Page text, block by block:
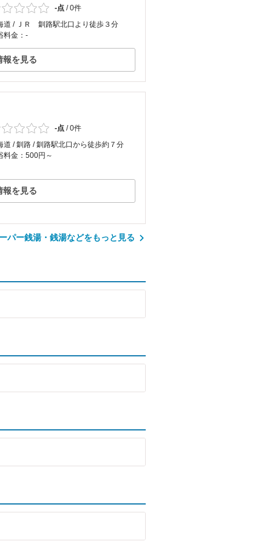
-点 /0件
道 / ＪＲ 釧路駅北口より徒歩３分
料金：-
報を見る
-点 /0件
道 / 釧路 / 釧路駅北口から徒歩約７分
料金：500円～
報を見る
パー銭湯・銭湯などをもっと見る